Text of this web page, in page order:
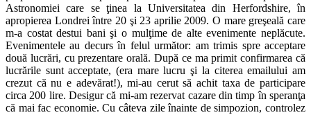
Astronomiei care se ţinea la Universitatea din Herfordshire, în
apropierea Londrei între 20 şi 23 aprilie 2009. O mare greşeală care
m-a costat destui bani şi o mulţime de alte evenimente neplăcute.
Evenimentele au decurs în felul următor: am trimis spre acceptare
două lucrări, cu prezentare orală. După ce ma primit confirmarea că
lucrările sunt acceptate, (era mare lucru şi la citerea emailului am
crezut că nu e adevărat!), mi-au cerut să achit taxa de participare
circa 200 lire. Desigur că mi-am rezervat cazare din timp în speranţa
că mai fac economie. Cu câteva zile înainte de simpozion, controlez